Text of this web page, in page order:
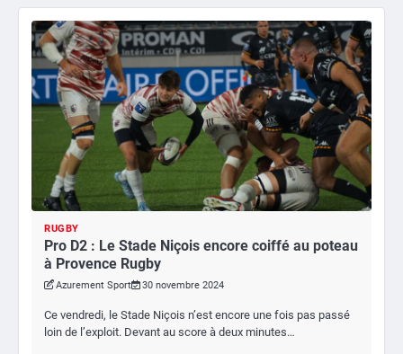
RUGBY
Pro D2 : Le Stade Niçois encore coiffé au poteau
à Provence Rugby
Azurement Sport 30 novembre 2024
Ce vendredi, le Stade Niçois n’est encore une fois pas passé
loin de l’exploit. Devant au score à deux minutes…